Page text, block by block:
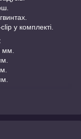
у комплекті.
мм.